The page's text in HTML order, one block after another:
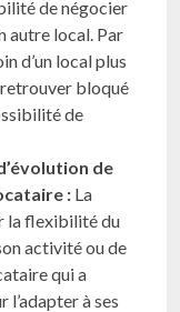
de négocier
autre local. Par
d’un local plus
bloqué
de
de
: La
la flexibilité du
activité ou de
qui a
l’adapter à ses